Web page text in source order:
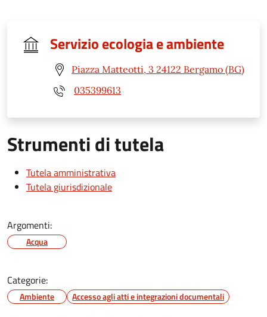
Servizio ecologia e ambiente
Piazza Matteotti, 3 24122 Bergamo (BG)
035399613
Strumenti di tutela
Tutela amministrativa
Tutela giurisdizionale
Argomenti:
Acqua
Categorie:
Ambiente Accesso agli atti e integrazioni documentali